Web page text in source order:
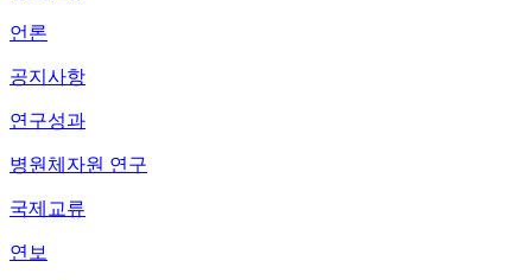
언론
공지사항
연구성과
병원체자원 연구
국제교류
연보